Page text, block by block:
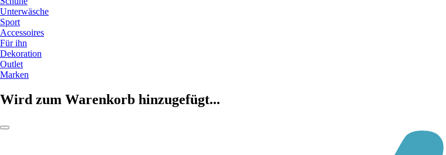
Unterwäsche
Sport
Accessoires
Für ihn
Dekoration
Outlet
Marken
Wird zum Warenkorb hinzugefügt...